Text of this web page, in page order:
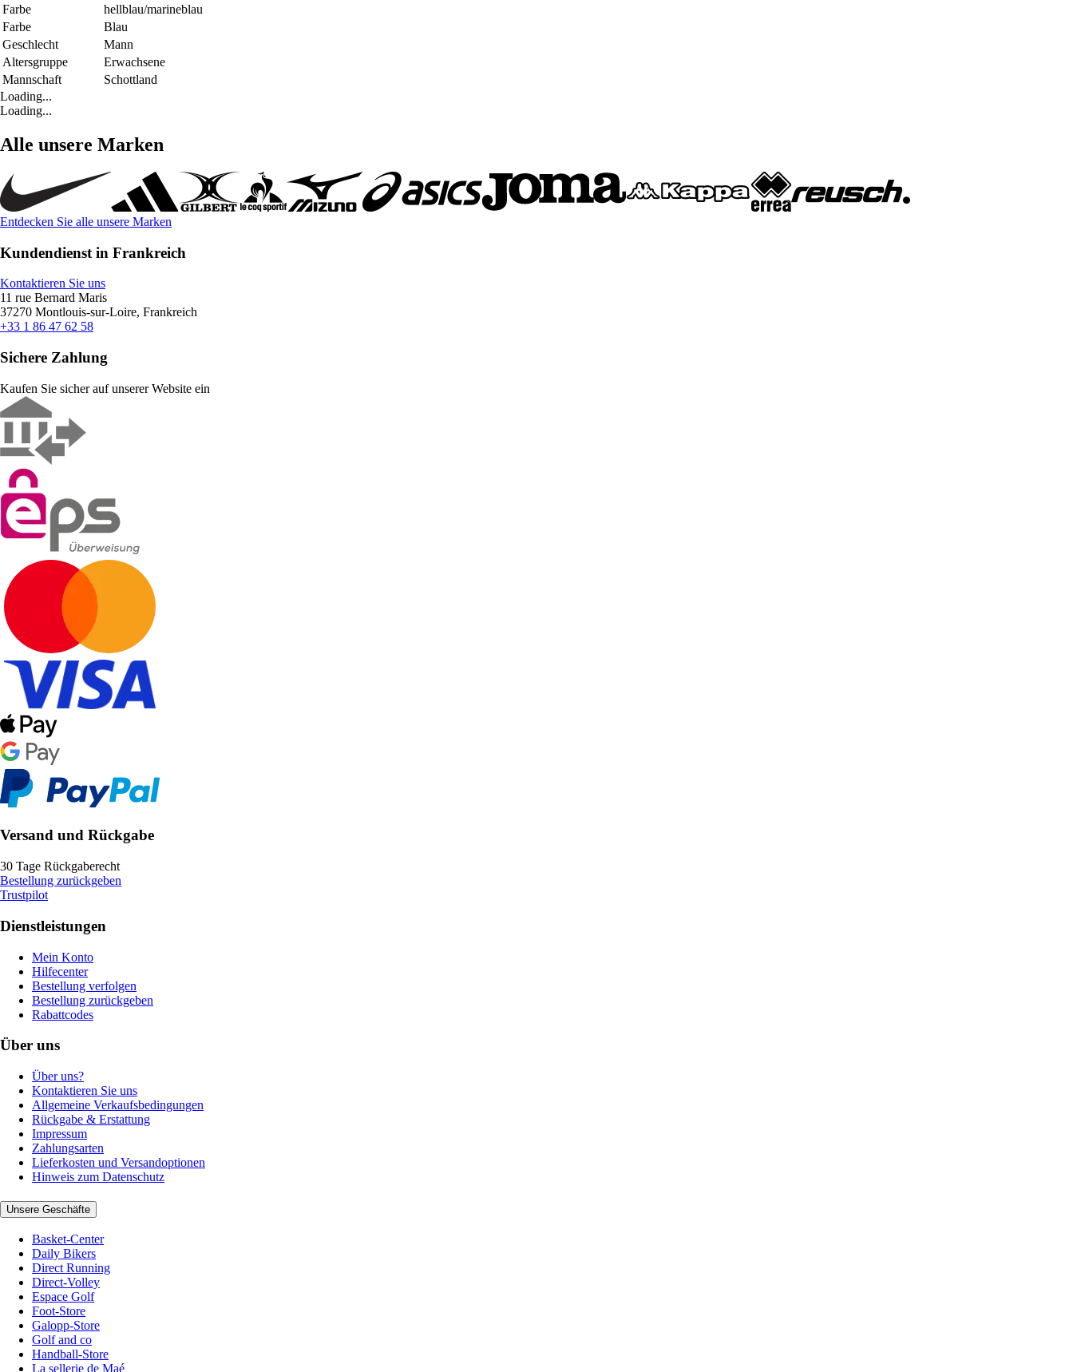
Farbe
hellblau/marineblau
Farbe
Blau
Geschlecht
Mann
Altersgruppe
Erwachsene
Mannschaft
Schottland
Loading...
Loading...
Alle unsere Marken
Entdecken Sie alle unsere Marken
Kundendienst in Frankreich
Kontaktieren Sie uns
11 rue Bernard Maris
37270 Montlouis-sur-Loire, Frankreich
+33 1 86 47 62 58
Sichere Zahlung
Kaufen Sie sicher auf unserer Website ein
Versand und Rückgabe
30 Tage Rückgaberecht
Bestellung zurückgeben
Trustpilot
Dienstleistungen
Mein Konto
Hilfecenter
Bestellung verfolgen
Bestellung zurückgeben
Rabattcodes
Über uns
Über uns?
Kontaktieren Sie uns
Allgemeine Verkaufsbedingungen
Rückgabe & Erstattung
Impressum
Zahlungsarten
Lieferkosten und Versandoptionen
Hinweis zum Datenschutz
Unsere Geschäfte
Basket-Center
Daily Bikers
Direct Running
Direct-Volley
Espace Golf
Foot-Store
Galopp-Store
Golf and co
Handball-Store
La sellerie de Maé